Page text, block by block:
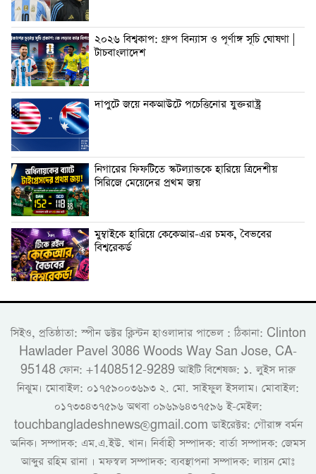
২০২৬ বিশ্বকাপ: গ্রুপ বিন্যাস ও পূর্ণাঙ্গ সূচি ঘোষণা |
টাচবাংলাদেশ
দাপুটে জয়ে নকআউটে পচেত্তিনোর যুক্তরাষ্ট্র
নিগারের ফিফটিতে স্কটল্যান্ডকে হারিয়ে ত্রিদেশীয়
সিরিজে মেয়েদের প্রথম জয়
মুম্বাইকে হারিয়ে কেকেআর-এর চমক, বৈভবের
বিশ্বরেকর্ড
সিইও, প্রতিষ্ঠাতা: স্পীন ডক্টর ক্লিন্টন হাওলাদার পাভেল : ঠিকানা: Clinton
Hawlader Pavel 3086 Woods Way San Jose, CA-
95148 ফোন: +1408512-9289 আইটি বিশেষজ্ঞ: ১. লুইস দারু
নিঝুম। ‎মোবাইল: ০১৭৫৯০০৩৬৯৩ ২. মো. সাইফুল ইসলাম। মোবাইল:
০১৭৩৩৪৩৭৫৯৬ অথবা ০৯৬৯৬৪৩৭৫৯৬ ই-মেইল:
touchbangladeshnews@gmail.com ডাইরেক্টর: গৌরাঙ্গ বর্মন
অনিক। সম্পাদক: এম.এ.ইউ. খান। নির্বাহী সম্পাদক: বার্তা সম্পাদক: জেমস
আব্দুর রহিম রানা । মফস্বল সম্পাদক: ব্যবস্থাপনা সম্পাদক: লায়ন মোঃ